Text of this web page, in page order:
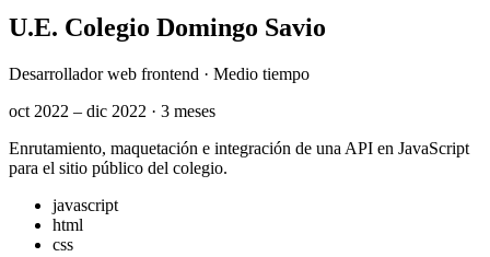
U.E. Colegio Domingo Savio
Desarrollador web frontend · Medio tiempo
oct 2022 – dic 2022 · 3 meses
Enrutamiento, maquetación e integración de una API en JavaScript
para el sitio público del colegio.
javascript
html
css